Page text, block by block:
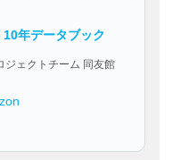
年データブック
ジェクトチーム 同友館